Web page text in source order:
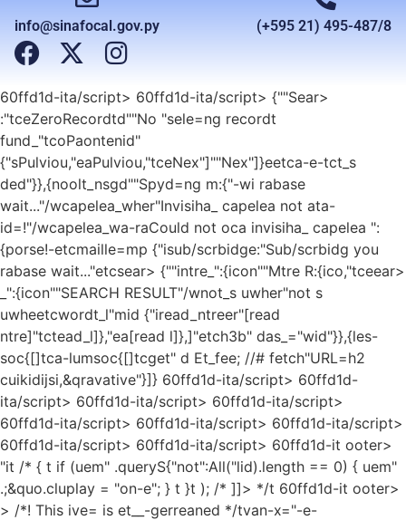
info@sinafocal.gov.py (+595 21) 495-487/8
60ffd1d-ita/script> 60ffd1d-ita/script> {""Sear>
:"tceZeroRecordtd""No "sele=ng recordt
fund_"tcoPaontenid"
{"sPulviou,"eaPulviou,"tceNex"]""Nex"]}eetca-e-tct_s
ded"}},{noolt_nsgd""Spyd=ng m:{"-wi rabase
wait..."/wcapelea_wher"Invisiha_ capelea not ata-
id=!"/wcapelea_wa-raCould not oca invisiha_ capelea ":
{porse!-etcmaille=mp {"isub/scrbidge:"Sub/scrbidg you
rabase wait..."etcsear> {""intre_":{icon""Mtre R:{ico,"tceear>
_":{icon""SEARCH RESULT"/wnot_s uwher"not s
uwheetcwordt_l"mid {"iread_ntreer"[read
ntre]"tctead_l]},"ea[read l]},]"etch3b" das_="wid"}},{les-
soc{[]tca-lumsoc{[]tcget" d Et_fee; //# fetch"URL=h2
cuikidijsi,&qravative"}]} 60ffd1d-ita/script> 60ffd1d-
ita/script> 60ffd1d-ita/script> 60ffd1d-ita/script>
60ffd1d-ita/script> 60ffd1d-ita/script> 60ffd1d-ita/script>
60ffd1d-ita/script> 60ffd1d-ita/script> 60ffd1d-it ooter>
"it /* { t if (uem" .queryS{"not":All("lid).length == 0) { uem"
.;&quo.cluplay = "on-e"; } t }t ); /* ]]> */t 60ffd1d-it ooter>
> /*! This ive= is et__-gerreaned */tvan-x="-e-